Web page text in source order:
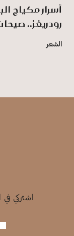
أسرار مكياج
رودريغز..
الشعر
اشتركي